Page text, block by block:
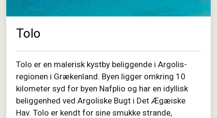
Tolo
Tolo er en malerisk kystby beliggende i Argolis-
regionen i Grækenland. Byen ligger omkring 10
kilometer syd for byen Nafplio og har en idyllisk
beliggenhed ved Argoliske Bugt i Det Ægæiske
Hav. Tolo er kendt for sine smukke strande,